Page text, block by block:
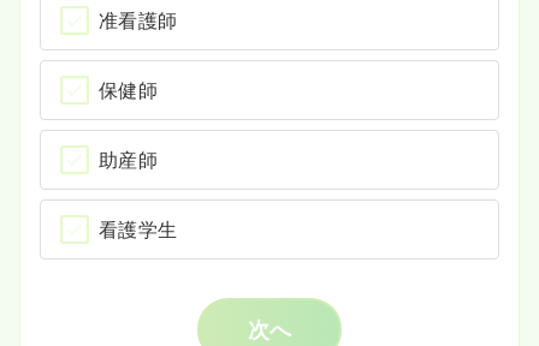
准看護師
保健師
助産師
看護学生
次へ